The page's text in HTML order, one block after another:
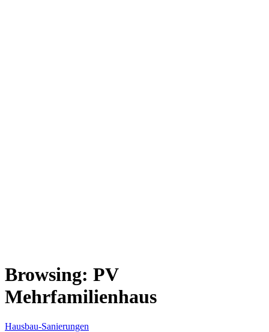
Browsing: PV
Mehrfamilienhaus
Hausbau-Sanierungen